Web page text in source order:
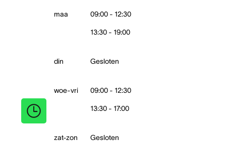
maa 09:00 - 12:30
13:30 - 19:00
din Gesloten
woe-vri 09:00 - 12:30
13:30 - 17:00
zat-zon Gesloten